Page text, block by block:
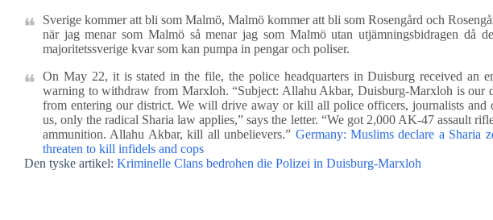
Sverige kommer att bli som Malmö, Malmö kommer att bli som Rosengård och
när jag menar som Malmö så menar jag som Malmö utan utjämningsbidragen då
majoritetssverige kvar som kan pumpa in pengar och poliser.
On May 22, it is stated in the file, the police headquarters in Duisburg received an
warning to withdraw from Marxloh. “Subject: Allahu Akbar, Duisburg-Marxloh is
from entering our district. We will drive away or kill all police officers, journalists and
us, only the radical Sharia law applies,” says the letter. “We got 2,000 AK-47 assault
ammunition. Allahu Akbar, kill all unbelievers.” Germany: Muslims declare a Sharia
threaten to kill infidels and cops
Den tyske artikel: Kriminelle Clans bedrohen die Polizei in Duisburg-Marxloh